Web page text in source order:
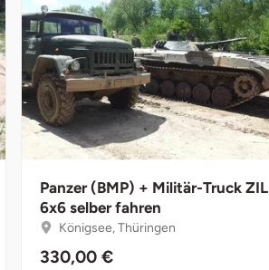
Panzer (BMP) + Militär-Truck ZIL
6x6 selber fahren
Königsee, Thüringen
330,00 €